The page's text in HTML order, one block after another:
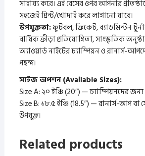
সাহায্য করে। এই বেসের ওপর আপনার
সহজেই প্রিন্ট/খোদাই করে লাগানো যাবে।
​উপযুক্ততা:ফুটবল, ক্রিকেট, ব্যাডমিন্টন
বার্ষিক ক্রীড়া প্রতিযোগিতা, সাংস্কৃতিক
অ্যাওয়ার্ড নাইটের চ্যাম্পিয়ন ও রানার্স-
পছন্দ।
​সাইজ অপশন (Available Sizes):
​Size A: ২০ ইঞ্চি (20″) — চ্যাম্পিয়নদের জন্য
​Size B: ১৮.৫ ইঞ্চি (18.5″) — রানার্স-আপ বা
উপযুক্ত।
Related products